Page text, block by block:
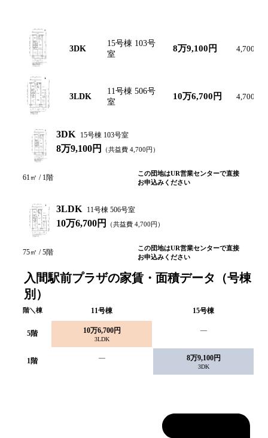
3DK
15号棟 103号
室
8万9,100円 4,700円
3LDK
11号棟 506号
室
10万6,700円 4,700円
3DK 15号棟 103号室
8万9,100円 （共益費 4,700円）
61㎡ / 1階
この団地はUR営業センターで直接
お申込みください
3LDK 11号棟 506号室
10万6,700円 （共益費 4,700円）
75㎡ /5階
この団地はUR営業センターで直接
お申込みください
入間駅前プラザの家賃・面積データ（号棟
別）
階＼棟 11号棟 15号棟
5階 10万6,700円
3LDK
—
1階 — 8万9,100円
3DK